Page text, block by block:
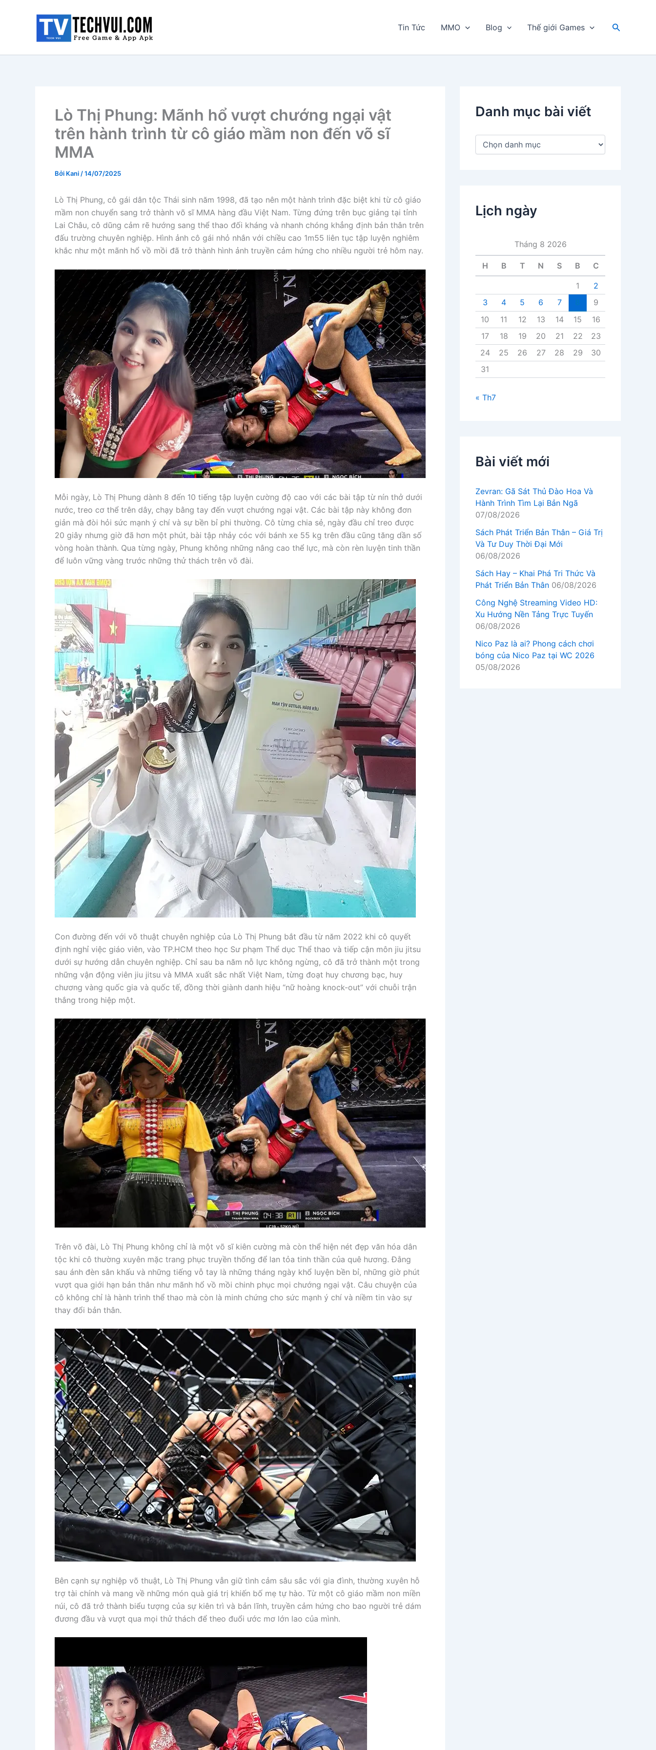
Tin Tức MMO Blog Thế giới Games
Tìm
Lò Thị Phung: Mãnh hổ vượt chướng ngại vật
trên hành trình từ cô giáo mầm non đến võ sĩ
MMA
Bởi Kani /14/07/2025
Lò Thị Phung, cô gái dân tộc Thái sinh năm 1998, đã tạo nên một hành trình đặc biệt khi từ cô giáo
mầm non chuyển sang trở thành võ sĩ MMA hàng đầu Việt Nam. Từng đứng trên bục giảng tại tỉnh
Lai Châu, cô dũng cảm rẽ hướng sang thể thao đối kháng và nhanh chóng khẳng định bản thân trên
đấu trường chuyên nghiệp. Hình ảnh cô gái nhỏ nhắn với chiều cao 1m55 liên tục tập luyện nghiêm
khắc như một mãnh hổ vồ mồi đã trở thành hình ảnh truyền cảm hứng cho nhiều người trẻ hôm nay.
Mỗi ngày, Lò Thị Phung dành 8 đến 10 tiếng tập luyện cường độ cao với các bài tập từ nín thở dưới
nước, treo cơ thể trên dây, chạy bằng tay đến vượt chướng ngại vật. Các bài tập này không đơn
giản mà đòi hỏi sức mạnh ý chí và sự bền bỉ phi thường. Cô từng chia sẻ, ngày đầu chỉ treo được
20 giây nhưng giờ đã hơn một phút, bài tập nhảy cóc với bánh xe 55 kg trên đầu cũng tăng dần số
vòng hoàn thành. Qua từng ngày, Phung không những nâng cao thể lực, mà còn rèn luyện tinh thần
để luôn vững vàng trước những thử thách trên võ đài.
Con đường đến với võ thuật chuyên nghiệp của Lò Thị Phung bắt đầu từ năm 2022 khi cô quyết
định nghỉ việc giáo viên, vào TP.HCM theo học Sư phạm Thể dục Thể thao và tiếp cận môn jiu jitsu
dưới sự hướng dẫn chuyên nghiệp. Chỉ sau ba năm nỗ lực không ngừng, cô đã trở thành một trong
những vận động viên jiu jitsu và MMA xuất sắc nhất Việt Nam, từng đoạt huy chương bạc, huy
chương vàng quốc gia và quốc tế, đồng thời giành danh hiệu “nữ hoàng knock-out” với chuỗi trận
thắng trong hiệp một.
Trên võ đài, Lò Thị Phung không chỉ là một võ sĩ kiên cường mà còn thể hiện nét đẹp văn hóa dân
tộc khi cô thường xuyên mặc trang phục truyền thống để lan tỏa tinh thần của quê hương. Đằng
sau ánh đèn sân khấu và những tiếng vỗ tay là những tháng ngày khổ luyện bền bỉ, những giờ phút
vượt qua giới hạn bản thân như mãnh hổ vồ mồi chinh phục mọi chướng ngại vật. Câu chuyện của
cô không chỉ là hành trình thể thao mà còn là minh chứng cho sức mạnh ý chí và niềm tin vào sự
thay đổi bản thân.
Bên cạnh sự nghiệp võ thuật, Lò Thị Phung vẫn giữ tình cảm sâu sắc với gia đình, thường xuyên hỗ
trợ tài chính và mang về những món quà giá trị khiến bố mẹ tự hào. Từ một cô giáo mầm non miền
núi, cô đã trở thành biểu tượng của sự kiên trì và bản lĩnh, truyền cảm hứng cho bao người trẻ dám
đương đầu và vượt qua mọi thử thách để theo đuổi ước mơ lớn lao của mình.
Danh mục bài viết
D
b
à
ế
Lịch ngày
Tháng 8 2026
H B T N S B C
1
2
3
4 5 6 7
9
10
11 12 13 14 15
16
17
18 19 20 21 22
23
24
25 26 27 28 29
30
31
« Th7
Bài viết mới
Zevran: Gã Sát Thủ Đào Hoa Và
Hành Trình Tìm Lại Bản Ngã
07/08/2026
Sách Phát Triển Bản Thân – Giá Trị
Và Tư Duy Thời Đại Mới
06/08/2026
Sách Hay – Khai Phá Tri Thức Và
Phát Triển Bản Thân 06/08/2026
Công Nghệ Streaming Video HD:
Xu Hướng Nền Tảng Trực Tuyến
06/08/2026
Nico Paz là ai? Phong cách chơi
bóng của Nico Paz tại WC 2026
05/08/2026